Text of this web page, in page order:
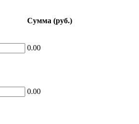
Сумма (руб.)
0.00
0.00